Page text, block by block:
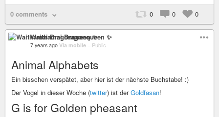
0 comments 0 0 0
Waithamai Dragonqueen ✨
7 years ago Via mobile – Public
Animal Alphabets
Ein bisschen verspätet, aber hier ist der nächste Buchstabe! :)
Der Vogel in dieser Woche (twitter) ist derGoldfasan!
G is for Golden pheasant